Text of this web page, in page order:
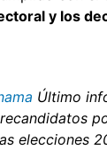
y los
Último
elecciones